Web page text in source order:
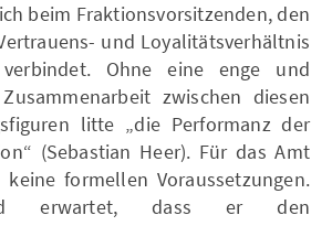
beim Fraktionsvorsitzenden, den
und Loyalitätsverhältnis
Ohne eine enge und
zwischen diesen
litte „die Performanz der
(Sebastian Heer). Für das Amt
formellen Voraussetzungen.
erwartet, dass er den